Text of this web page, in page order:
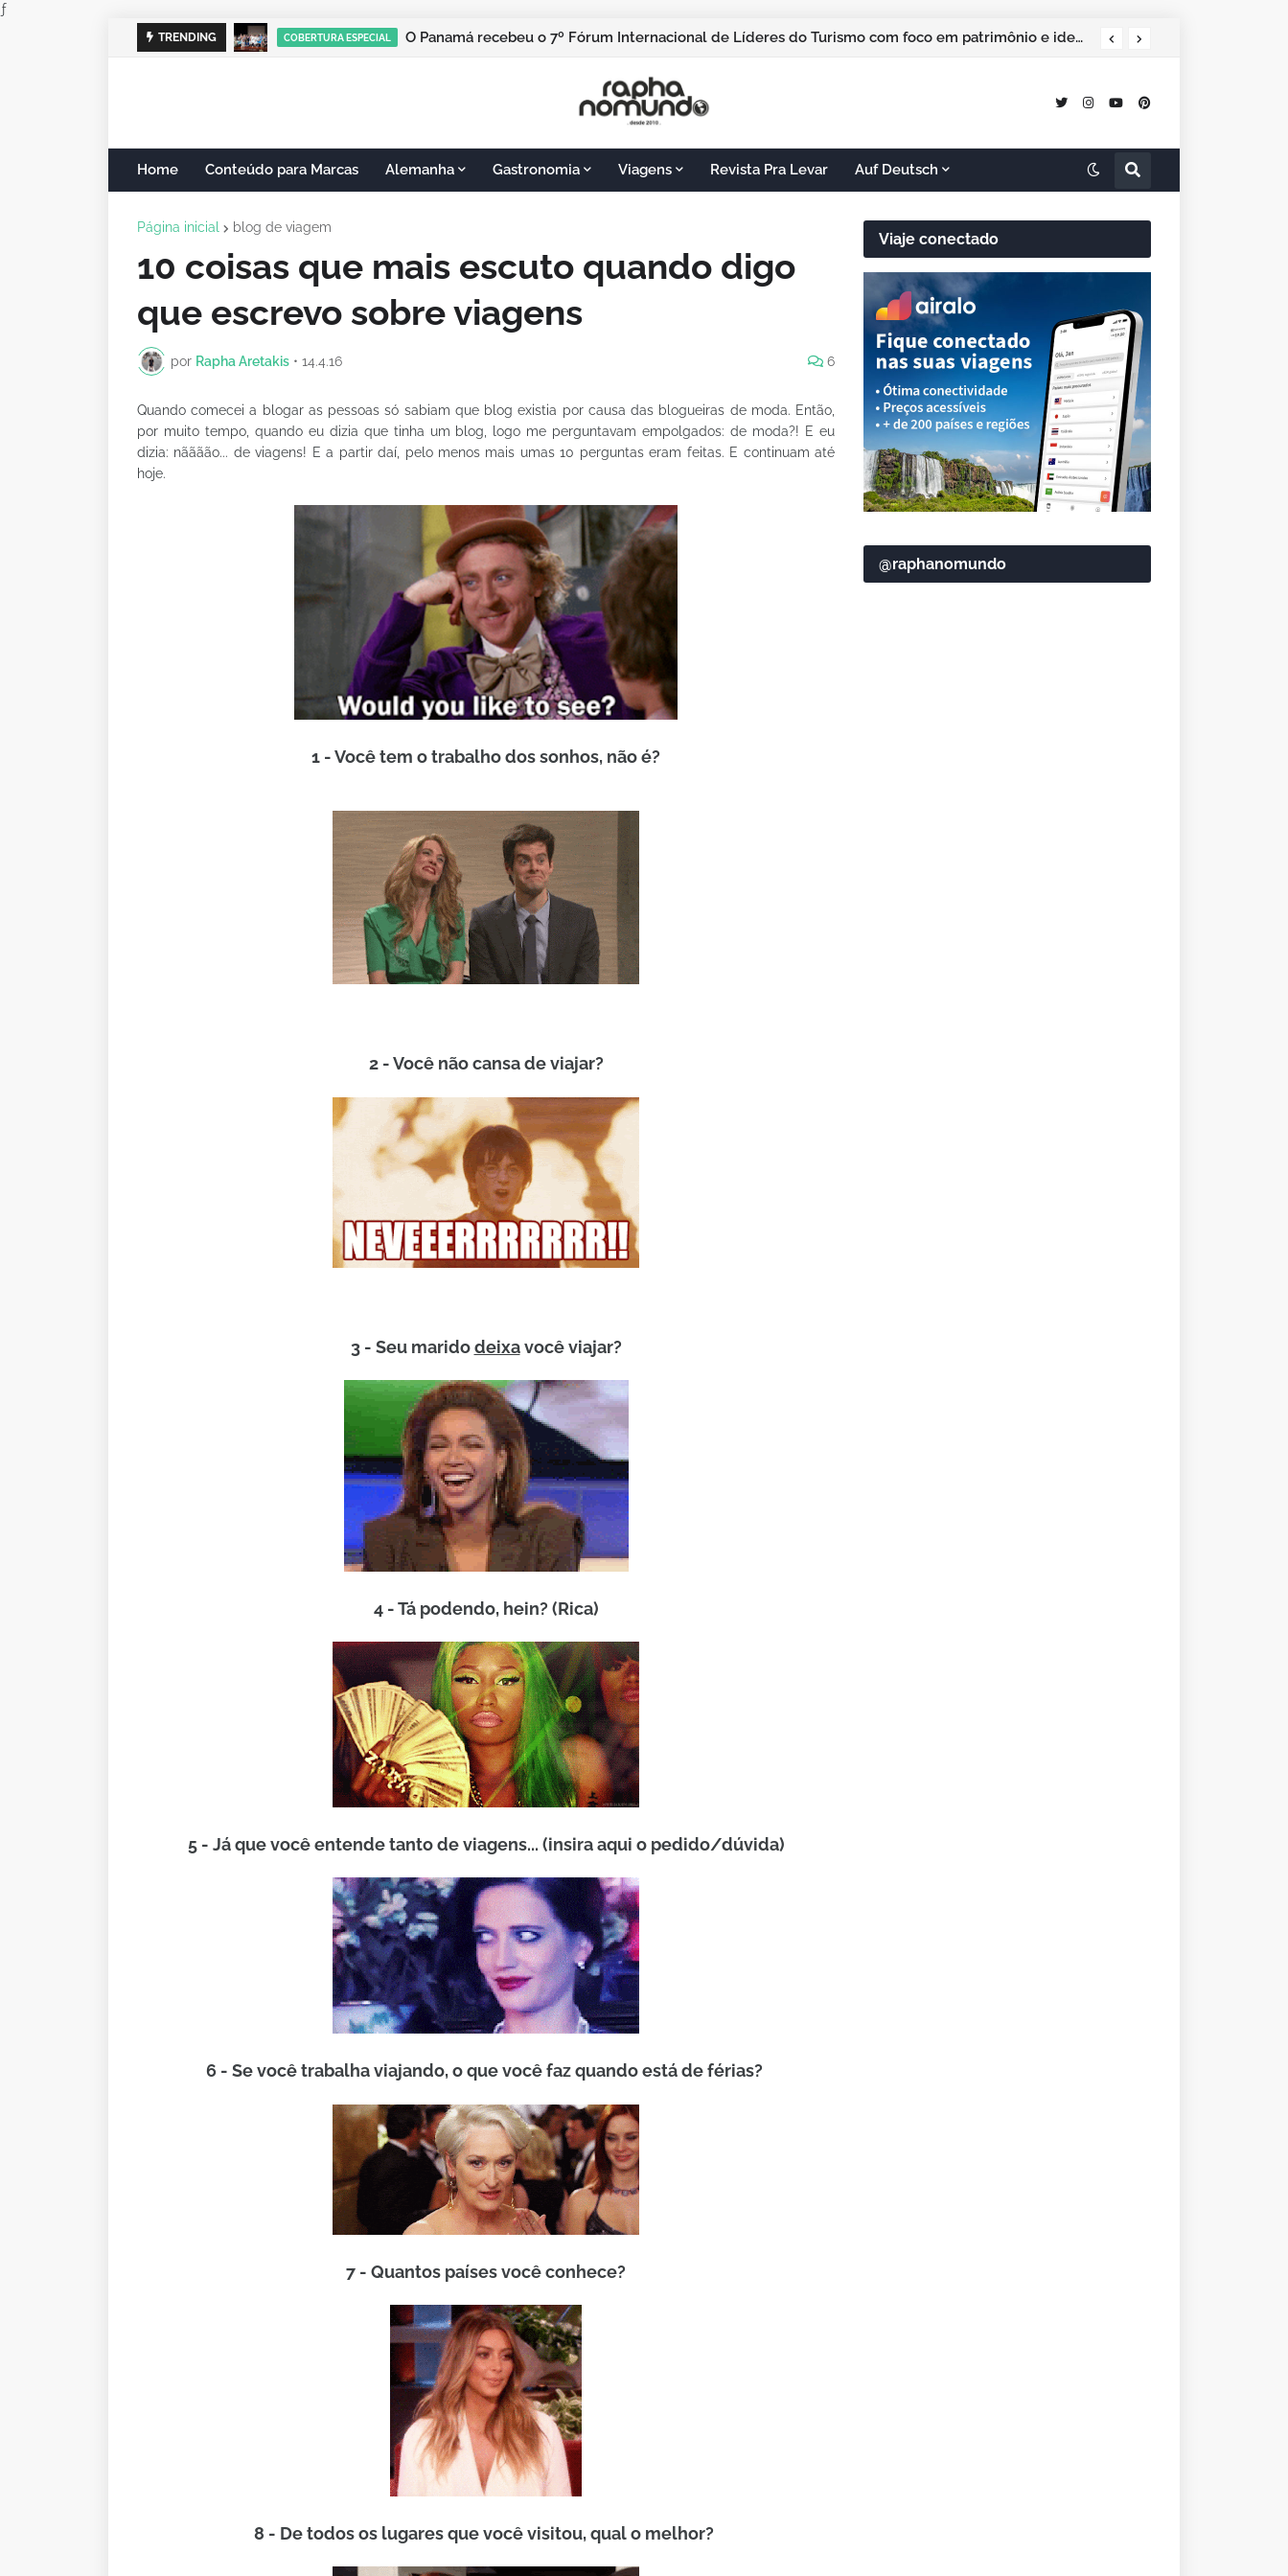
ƒ
TRENDING COBERTURA ESPECIAL O Panamá recebeu o 7º Fórum Internacional de Líderes do Turismo com foco em patrimônio e identidade
Home Conteúdo para Marcas Alemanha Gastronomia Viagens Revista Pra Levar Auf Deutsch
Página inicial blog de viagem
10 coisas que mais escuto quando digo
que escrevo sobre viagens
por Rapha Aretakis • 14.4.16 6
Quando comecei a blogar as pessoas só sabiam que blog existia por causa das blogueiras de moda. Então,
por muito tempo, quando eu dizia que tinha um blog, logo me perguntavam empolgados: de moda?! E eu
dizia: nãããão... de viagens! E a partir daí, pelo menos mais umas 10 perguntas eram feitas. E continuam até
hoje.
1 - Você tem o trabalho dos sonhos, não é?
2 - Você não cansa de viajar?
3 - Seu maridodeixavocê viajar?
4 - Tá podendo, hein? (Rica)
5 - Já que você entende tanto de viagens... (insira aqui o pedido/dúvida)
6 - Se você trabalha viajando, o que você faz quando está de férias?
7 - Quantos países você conhece?
8 - De todos os lugares que você visitou, qual o melhor?
Viaje conectado
@raphanomundo